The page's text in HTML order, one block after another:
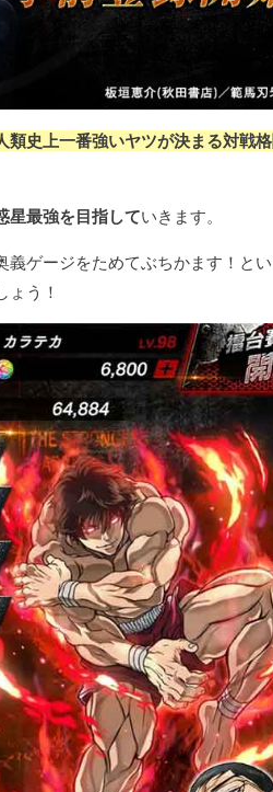
類史上一番強いヤツが決まる対戦
星最強を目指していきます。
ゲージをためてぶちかます！と
う！